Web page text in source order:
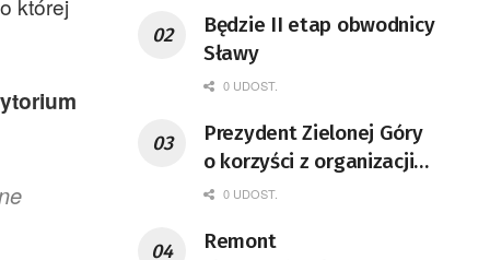
której
Będzie II etap obwodnicy
Sławy
0 UDOST.
Prezydent Zielonej Góry
o korzyści z organizacji
mety Tour de Pologne
0 UDOST.
Remont